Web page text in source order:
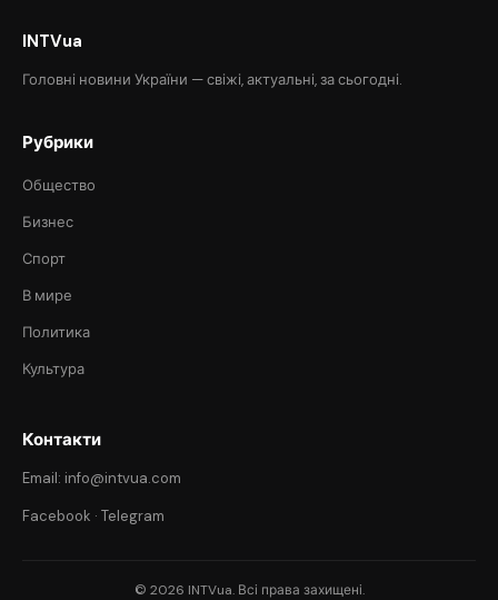
INTVua
Головні новини України — свіжі, актуальні, за сьогодні.
Рубрики
Общество
Бизнес
Спорт
В мире
Политика
Культура
Контакти
Email: info@intvua.com
Facebook · Telegram
© 2026 INTVua. Всі права захищені.